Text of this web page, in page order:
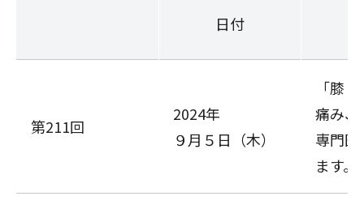
日付
第211回
2024年
９月５日（木）
「膝
痛み、
専門
ます。